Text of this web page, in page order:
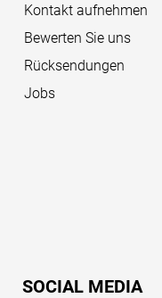
Kontakt aufnehmen
Bewerten Sie uns
Rücksendungen
Jobs
SOCIAL MEDIA